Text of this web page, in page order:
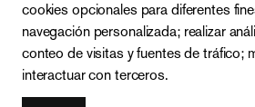
Zacatecas 142-A, Roma Norte,
cookies opcionales para diferentes
navegación personalizada; realizar
conteo de visitas y fuentes de tráfico;
interactuar con terceros.